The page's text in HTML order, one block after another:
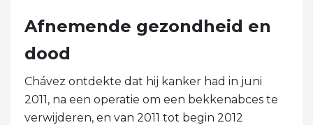
Afnemende gezondheid en
dood
Chávez ontdekte dat hij kanker had in juni
2011, na een operatie om een ​​bekkenabces te
verwijderen, en van 2011 tot begin 2012